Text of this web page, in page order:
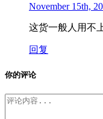
November 15th,
这货一般人用
回复
你的评论